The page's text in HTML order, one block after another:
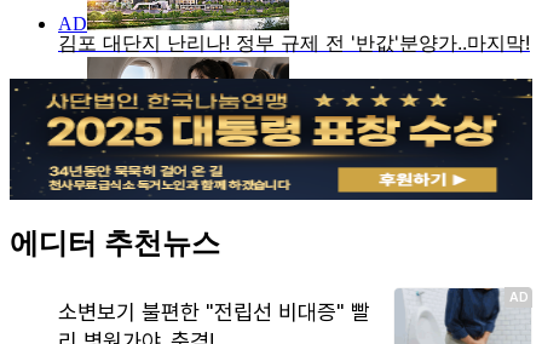
에디터 추천뉴스